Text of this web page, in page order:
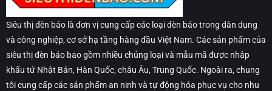
Siêu thị đèn báo là đơn vị cung cấp các loại đèn báo trong dân dụng
và công nghiệp, cơ sở hạ tầng hàng đầu Việt Nam. Các sản phẩm của
siêu thị đèn báo bao gồm nhiều chủng loại và mẫu mã được nhập
khẩu tử Nhật Bản, Hàn Quốc, châu Âu, Trung Quốc. Ngoài ra, chung
tôi cung cấp các sản phẩm an ninh và tự động hóa phục vụ cho nhu